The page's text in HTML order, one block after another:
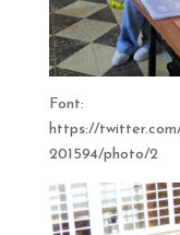
Font:
https://twitter.com/
201594/photo/2